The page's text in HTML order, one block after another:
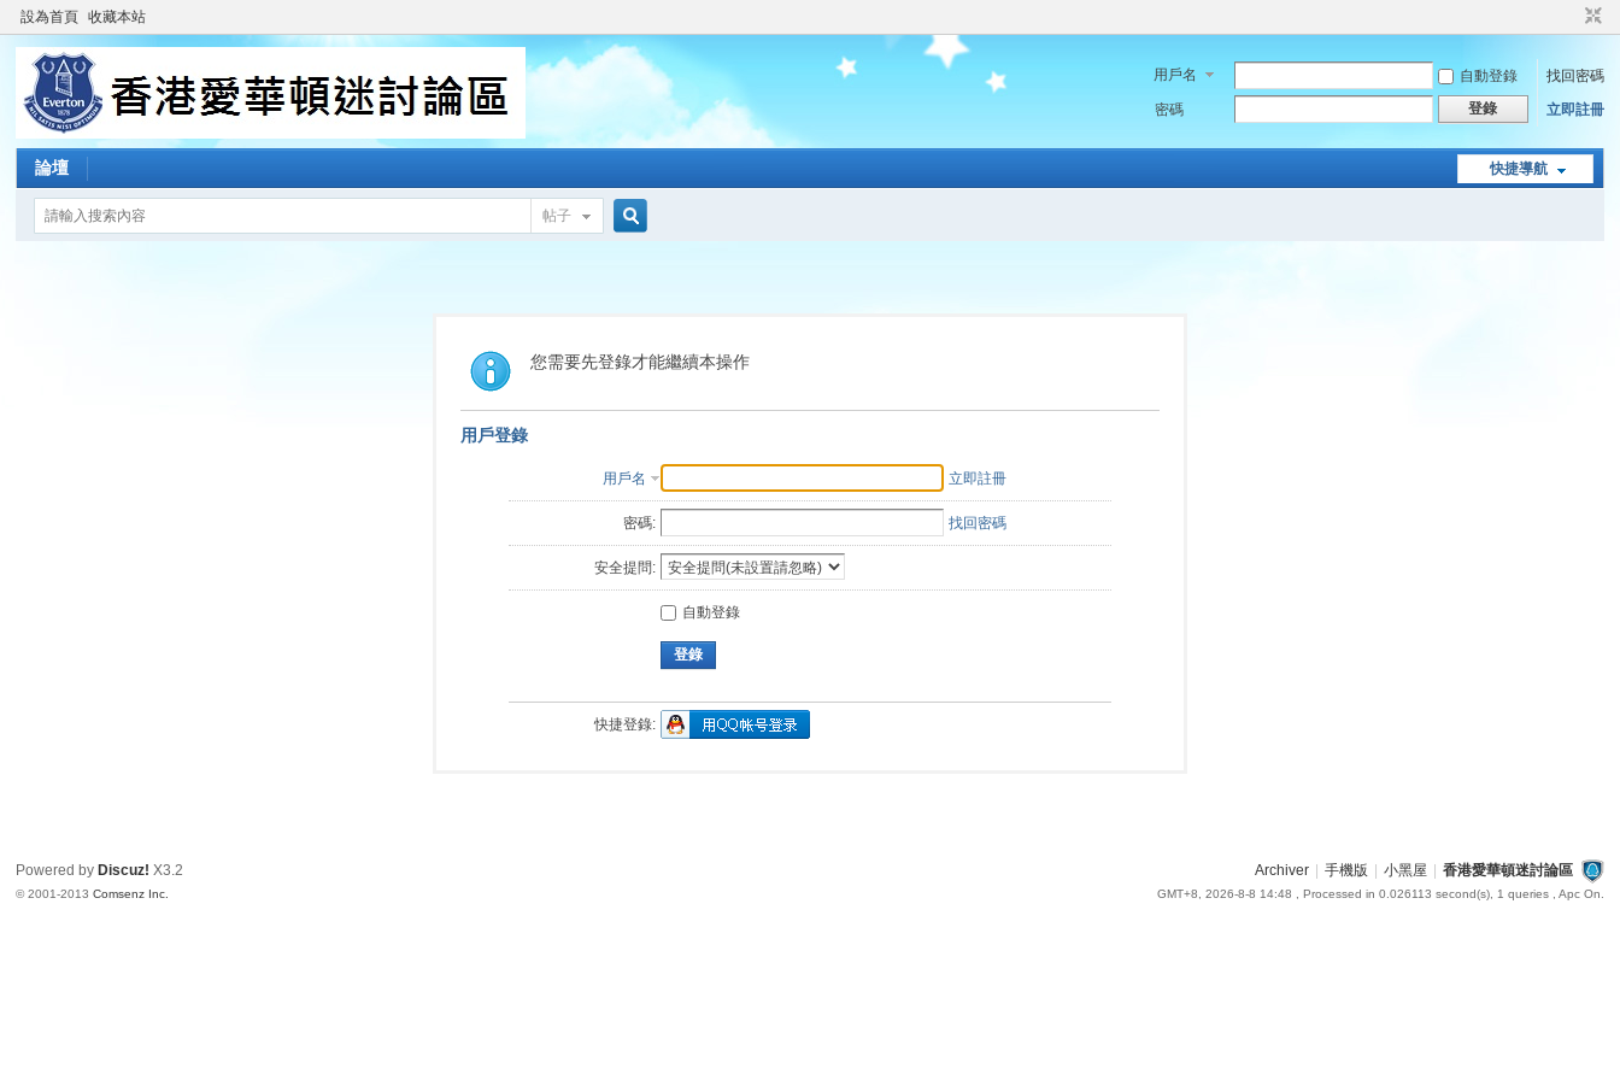
設為首頁 收藏本站
用戶名 自動登錄
找回密碼
密碼
登錄 立即註冊
快捷導航
論壇
帖子
索
您需要先登錄才能繼續本操作
用戶登錄
用戶名 立即註冊
密碼: 找回密碼
安全提問:
自動登錄
登錄
快捷登錄:
Archiver 手機版 小黑屋 香港愛華頓迷討論區
GMT+8, 2026-8-8 14:48 , Processed in 0.026113 second(s), 1 queries , Apc On.
Powered by Discuz! X3.2
© 2001-2013Comsenz Inc.